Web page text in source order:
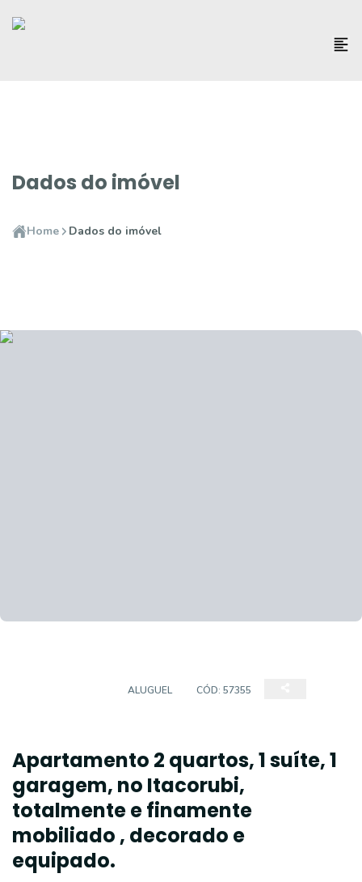
Dados do imóvel
Home Dados do imóvel
ALUGUEL CÓD: 57355
Apartamento 2 quartos, 1 suíte, 1
garagem, no Itacorubi,
totalmente e finamente
mobiliado , decorado e
equipado.